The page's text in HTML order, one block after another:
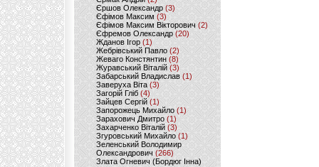
Єршов Олександр (3)
Єфімов Максим (3)
Єфімов Максим Вікторович (2)
Єфремов Олександр (20)
Жданов Ігор (1)
Жебрівський Павло (2)
Жеваго Констянтин (8)
Журавський Віталій (3)
Забарський Владислав (1)
Заверуха Віта (3)
Загорій Гліб (4)
Зайцев Сергій(1)
Запорожець Михайло (1)
Зарахович Дмитро (1)
Захарченко Віталій (3)
Згуровський Михайло (1)
Зеленський Володимир
Олександрович (266)
Злата Огневич (Бордюг Інна)